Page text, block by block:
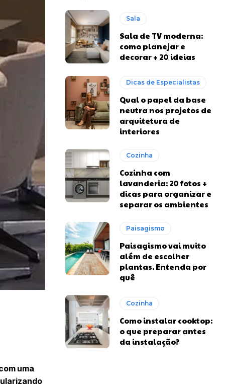
uma
Sala
Sala de TV moderna:
como planejar e
decorar + 20 ideias
Dicas de Especialistas
Qual o papel da base
neutra nos projetos de
arquitetura de
interiores
Cozinha
Cozinha com
lavanderia: 20 fotos +
dicas para organizar e
separar os ambientes
Paisagismo
Paisagismo vai muito
além de escolher
plantas. Entenda por
quê
Cozinha
Como instalar cooktop:
o que preparar antes
da instalação?